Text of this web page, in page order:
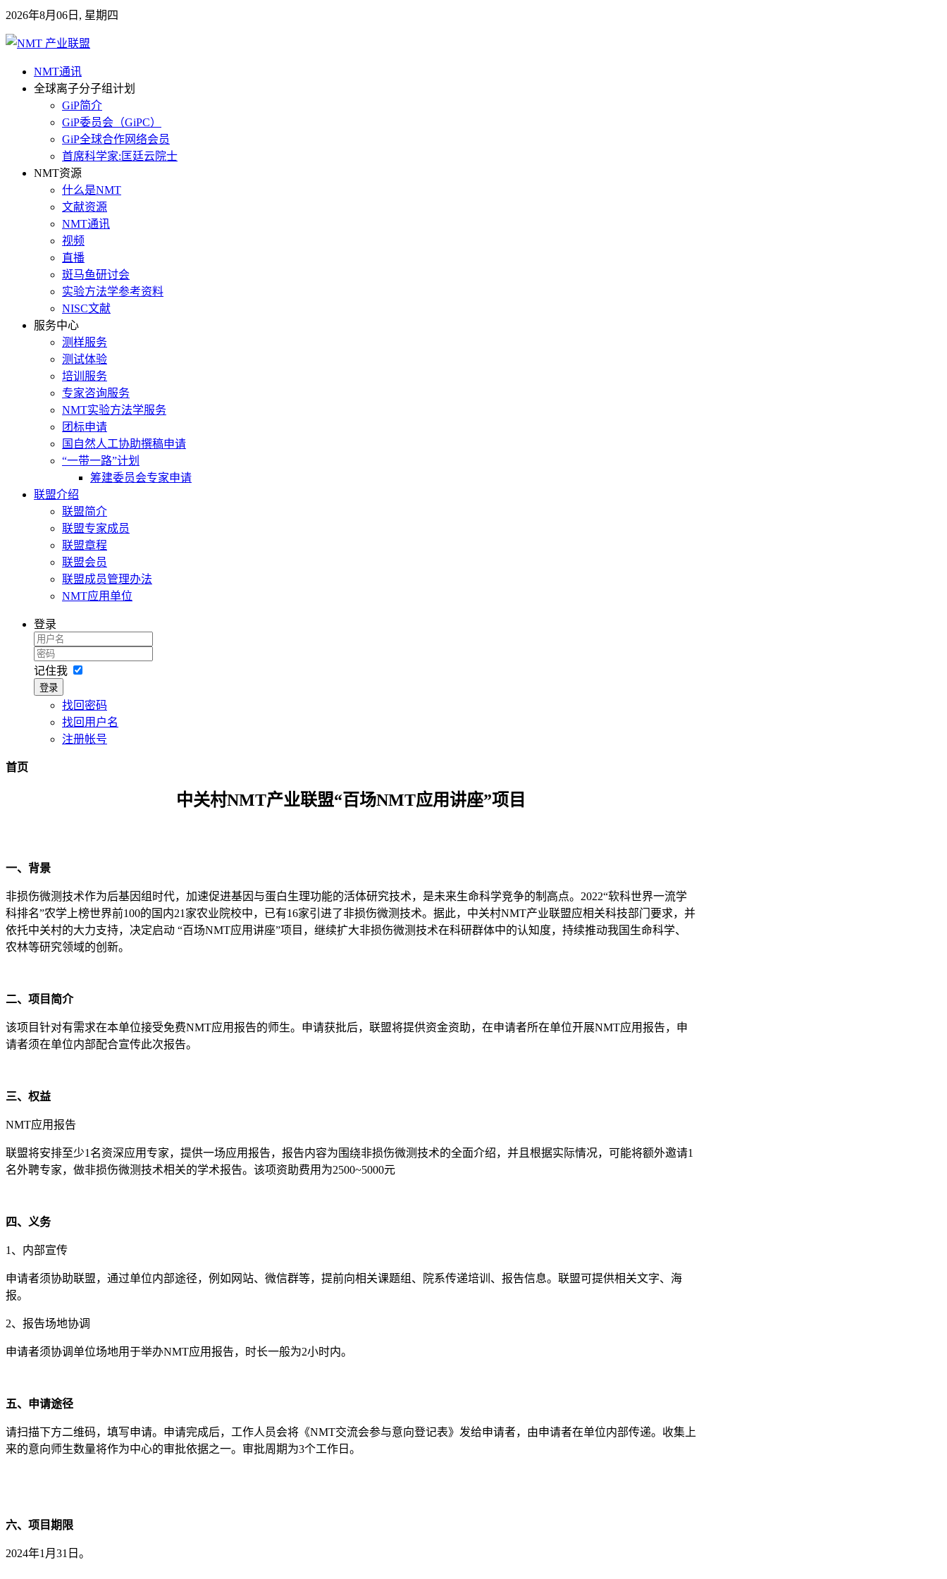
2026年8月06日, 星期四
NMT通讯
全球离子分子组计划
GiP简介
GiP委员会（GiPC）
GiP全球合作网络会员
首席科学家:匡廷云院士
NMT资源
什么是NMT
文献资源
NMT通讯
视频
直播
斑马鱼研讨会
实验方法学参考资料
NISC文献
服务中心
测样服务
测试体验
培训服务
专家咨询服务
NMT实验方法学服务
团标申请
国自然人工协助撰稿申请
“一带一路”计划
筹建委员会专家申请
联盟介绍
联盟简介
联盟专家成员
联盟章程
联盟会员
联盟成员管理办法
NMT应用单位
登录
记住我
登录
找回密码
找回用户名
注册帐号
首页
中关村NMT产业联盟“百场NMT应用讲座”项目
一、背景
非损伤微测技术作为后基因组时代，加速促进基因与蛋白生理功能的活体研究技术，是未来生命科学竞争的制高点。2022“软科世界一流学
科排名”农学上榜世界前100的国内21家农业院校中，已有16家引进了非损伤微测技术。据此，中关村NMT产业联盟应相关科技部门要求，并
依托中关村的大力支持，决定启动 “百场NMT应用讲座”项目，继续扩大非损伤微测技术在科研群体中的认知度，持续推动我国生命科学、
农林等研究领域的创新。
二、项目简介
该项目针对有需求在本单位接受免费NMT应用报告的师生。申请获批后，联盟将提供资金资助，在申请者所在单位开展NMT应用报告，申
请者须在单位内部配合宣传此次报告。
三、权益
NMT应用报告
联盟将安排至少1名资深应用专家，提供一场应用报告，报告内容为围绕非损伤微测技术的全面介绍，并且根据实际情况，可能将额外邀请1
名外聘专家，做非损伤微测技术相关的学术报告。该项资助费用为2500~5000元
四、义务
1、内部宣传
申请者须协助联盟，通过单位内部途径，例如网站、微信群等，提前向相关课题组、院系传递培训、报告信息。联盟可提供相关文字、海
报。
2、报告场地协调
申请者须协调单位场地用于举办NMT应用报告，时长一般为2小时内。
五、申请途径
请扫描下方二维码，填写申请。申请完成后，工作人员会将《NMT交流会参与意向登记表》发给申请者，由申请者在单位内部传递。收集上
来的意向师生数量将作为中心的审批依据之一。审批周期为3个工作日。
六、项目期限
2024年1月31日。